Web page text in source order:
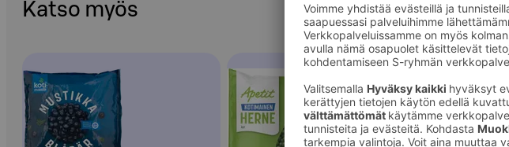
Katso myös